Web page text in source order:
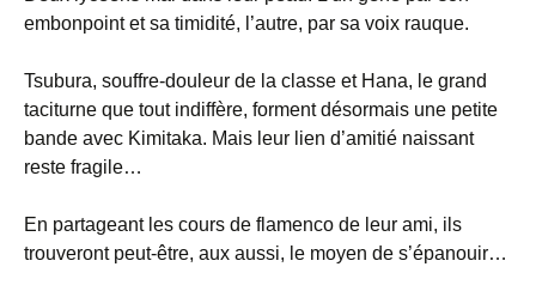
embonpoint et sa timidité, l’autre, par sa voix rauque.
Tsubura, souffre-douleur de la classe et Hana, le grand
taciturne que tout indiffère, forment désormais une petite
bande avec Kimitaka. Mais leur lien d’amitié naissant
reste fragile…
En partageant les cours de flamenco de leur ami, ils
trouveront peut-être, aux aussi, le moyen de s’épanouir…